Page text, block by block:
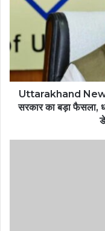
Uttarakhand
सरकार का बड़ा फैसला,